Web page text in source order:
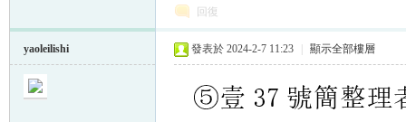
回復
yaoleilishi 發表於 2024-2-7 11:23 顯示全部樓層